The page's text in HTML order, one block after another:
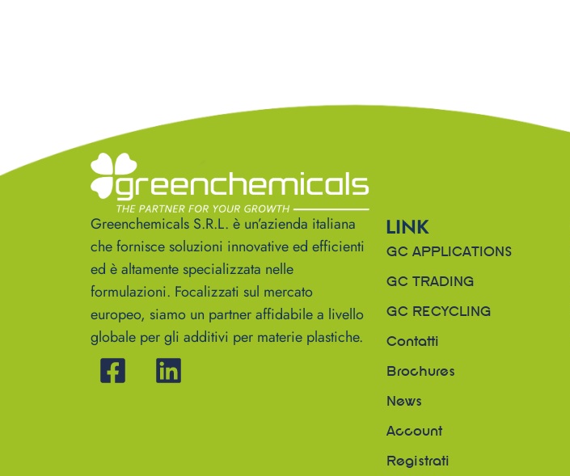
Greenchemicals S.R.L. è un’azienda italiana
che fornisce soluzioni innovative ed efficienti
ed è altamente specializzata nelle
formulazioni. Focalizzati sul mercato
europeo, siamo un partner affidabile a livello
globale per gli additivi per materie plastiche.
LINK
GC APPLICATIONS
GC TRADING
GC RECYCLING
Contatti
Brochures
News
Account
Registrati